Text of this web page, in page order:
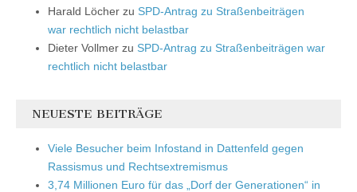
Harald Löcher zu SPD-Antrag zu Straßenbeiträgen
war rechtlich nicht belastbar
Dieter Vollmer zu SPD-Antrag zu Straßenbeiträgen war
rechtlich nicht belastbar
NEUESTE BEITRÄGE
Viele Besucher beim Infostand in Dattenfeld gegen
Rassismus und Rechtsextremismus
3,74 Millionen Euro für das „Dorf der Generationen“ in